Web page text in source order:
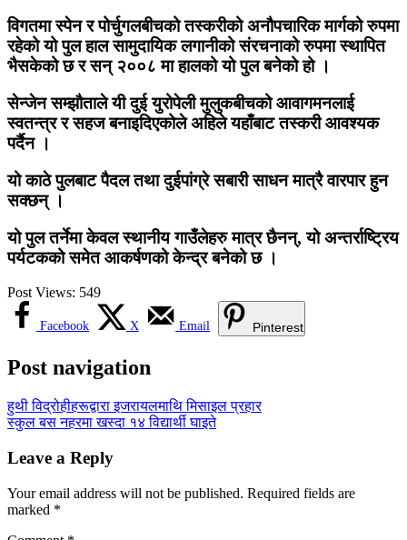
विगतमा स्पेन र पोर्चुगलबीचको तस्करीको अनौपचारिक मार्गको रुपमा
रहेको यो पुल हाल सामुदायिक लगानीको संरचनाको रुपमा स्थापित
भैसकेको छ र सन् २००८ मा हालको यो पुल बनेको हो ।
सेन्जेन सम्झौताले यी दुई युरोपेली मुलुकबीचको आवागमनलाई
स्वतन्त्र र सहज बनाइदिएकोले अहिले यहाँबाट तस्करी आवश्यक
पर्दैन ।
यो काठे पुलबाट पैदल तथा दुईपांग्रे सबारी साधन मात्रै वारपार हुन
सक्छन् ।
यो पुल तर्नेमा केवल स्थानीय गाउँलेहरु मात्र छैनन्, यो अन्तर्राष्ट्रिय
पर्यटकको समेत आकर्षणको केन्द्र बनेको छ ।
Post Views: 549
Facebook X Email Pinterest
Post navigation
हुथी विद्रोहीहरूद्वारा इजरायलमाथि मिसाइल प्रहार
स्कुल बस नहरमा खस्दा १४ विद्यार्थी घाइते
Leave a Reply
Your email address will not be published. Required fields are
marked *